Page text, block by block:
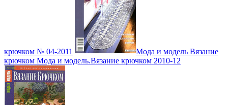
крючком № 04-2011
Мода и модель Вязание
крючком Мода и модель.Вязание крючком 2010-12